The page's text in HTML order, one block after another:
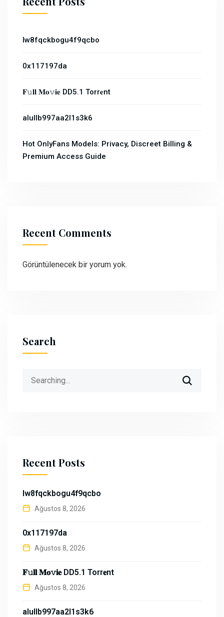
lw8fqckbogu4f9qcbo
0x117197da
𝐅𝚞𝐥𝐥 𝐌𝐨𝚟𝐢𝐞 DD5.1 Torr𝐞nt
alullb997aa2l1s3k6
Hot OnlyFans Models: Privacy, Discreet Billing &
Premium Access Guide
Recent Comments
Görüntülenecek bir yorum yok.
Search
Recent Posts
lw8fqckbogu4f9qcbo
Ağustos 8, 2026
0x117197da
Ağustos 8, 2026
𝐅𝚞𝐥𝐥 𝐌𝐨𝚟𝐢𝐞 DD5.1 Torr𝐞nt
Ağustos 8, 2026
alullb997aa2l1s3k6